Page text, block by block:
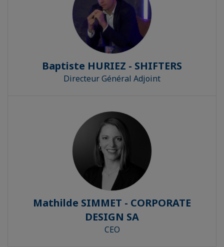
Baptiste HURIEZ - SHIFTERS
Directeur Général Adjoint
Mathilde SIMMET - CORPORATE
DESIGN SA
CEO